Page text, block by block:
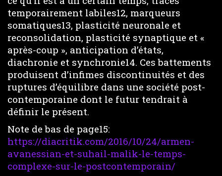
temporairement labiles12, marqueurs
somatiques13, plasticité neuronale et
reconsolidation, plasticité synaptique et «
après-coup », anticipation d’états,
diachronie et synchronie14. Ces battements
produisent d’infimes discontinuités et des
ruptures d’équilibre dans une société post-
contemporaine dont le futur tendrait à
définir le présent.
Note de bas de page15:
https://diacritik.com/2016/10/24/armen-
avanessian-et-suhail-malik-le-temps-
complexe-sur-le-postcontemporain/